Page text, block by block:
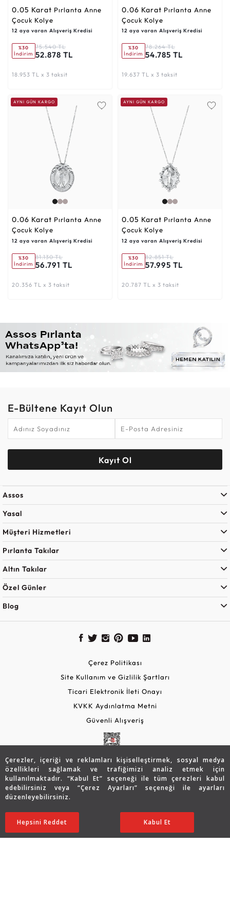
Çerezler, içeriği ve reklamları kişiselleştirmek, sosyal medya
özellikleri sağlamak ve trafiğimizi analiz etmek için
kullanılmaktadır. “Kabul Et” seçeneği ile tüm çerezleri kabul
edebilirsiniz veya “Çerez Ayarları” seçeneği ile ayarları
düzenleyebilirsiniz.
Ayarları Düzenle
Hepsini Reddet Kabul Et
0.05 Karat
Çocuk Kolye
12 aya varan Alışveriş Kredisi
%30
İndirim
75.540 TL
52.878 TL
18.953 TL x 3 taksit
0.06 Karat
Çocuk Kolye
12 aya varan Alışveriş Kredisi
%30
İndirim
78.264 TL
54.785 TL
19.637 TL x 3 taksit
AYNI GÜN KARGO
0.06 Karat
Çocuk Kolye
12 aya varan Alışveriş Kredisi
%30
İndirim
81.130 TL
56.791 TL
20.356 TL x 3 taksit
AYNI GÜN KARGO
0.05 Karat
Çocuk Kolye
12 aya varan Alışveriş Kredisi
%30
İndirim
82.851 TL
57.995 TL
20.787 TL x 3 taksit
E-Bültene Kayıt Olun
Kayıt Ol
Assos
Yasal
Müşteri Hizmetleri
Pırlanta Takılar
Altın Takılar
Özel Günler
Blog
Çerez Politikası
Site Kullanım ve Gizlilik Şartları
Ticari Elektronik İleti Onayı
KVKK Aydınlatma Metni
Güvenli Alışveriş
Copyright © 2026 Assos Pırlanta - Bu sitenin tüm hakları